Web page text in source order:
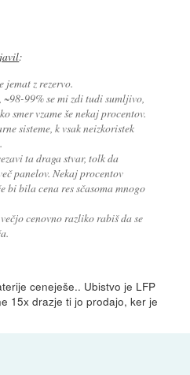
:
jemat z rezervo.
~98-99% se mi zdi tudi sumljivo,
smer vzame še nekaj procentov.
sisteme, k vsak neizkoristek
ta draga stvar, tolk da
panelov. Nekaj procentov
bi bila cena res sčasoma mnogo
cenovno razliko rabiš da se
ceneješe.. Ubistvo je LFP
15x drazje ti jo prodajo, ker je